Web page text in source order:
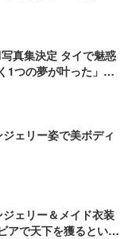
真集決定 タイで魅惑
つの夢が叶った」
ェリー姿で美ボディ
ェリー＆メイド衣装
アで天下を獲るという